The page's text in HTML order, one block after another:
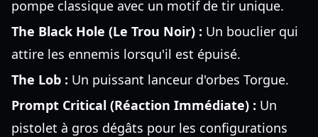
pompe classique avec un motif de tir unique.
The Black Hole (Le Trou Noir) : Un bouclier qui
attire les ennemis lorsqu'il est épuisé.
The Lob : Un puissant lanceur d'orbes Torgue.
Prompt Critical (Réaction Immédiate) : Un
pistolet à gros dégâts pour les configurations